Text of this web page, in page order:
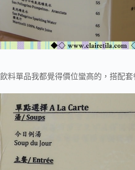
飲料單品我都覺得價位蠻高的，搭配